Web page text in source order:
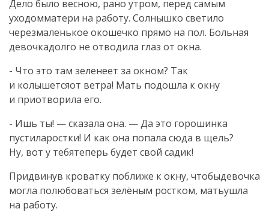
Дело было весною, рано утром, перед самым
уходомматери на работу. Солнышко светило
черезмаленькое окошечко прямо на пол. Больная
девочкадолго не отводила глаз от окна.
- Что это там зеленеет за окном? Так
и колышетсяот ветра! Мать подошла к окну
и приотворила его.
- Ишь ты! — сказала она. — Да это горошинка
пустиларостки! И как она попала сюда в щель?
Ну, вот у тебятеперь будет свой садик!
Придвинув кроватку поближе к окну, чтобыдевочка
могла полюбоваться зелёным ростком, матьушла
на работу.